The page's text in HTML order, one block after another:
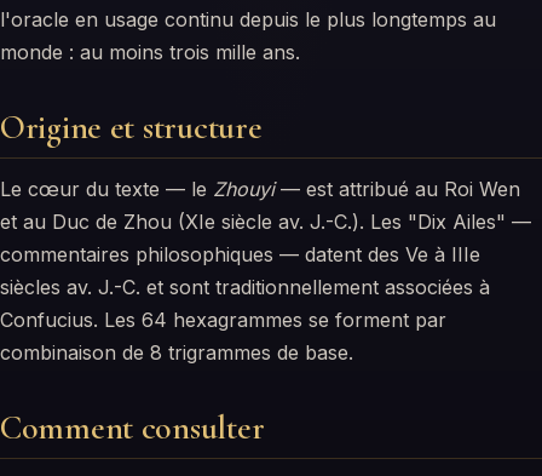
l'oracle en usage continu depuis le plus longtemps au
monde : au moins trois mille ans.
Origine et structure
Le cœur du texte — le Zhouyi— est attribué au Roi Wen
et au Duc de Zhou (XIe siècle av. J.-C.). Les "Dix Ailes" —
commentaires philosophiques — datent des Ve à IIIe
siècles av. J.-C. et sont traditionnellement associées à
Confucius. Les 64 hexagrammes se forment par
combinaison de 8 trigrammes de base.
Comment consulter